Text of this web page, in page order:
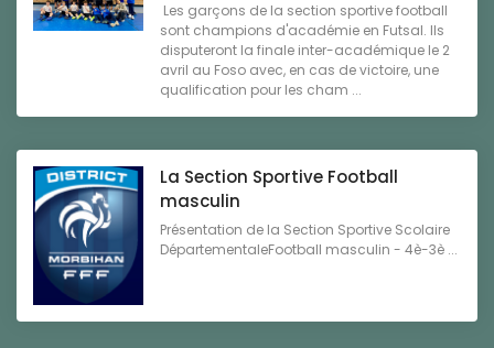
Les garçons de la section sportive football
sont champions d'académie en Futsal. Ils
disputeront la finale inter-académique le 2
avril au Foso avec, en cas de victoire, une
qualification pour les cham ...
La Section Sportive Football
masculin
Présentation de la Section Sportive Scolaire
DépartementaleFootball masculin - 4è-3è ...